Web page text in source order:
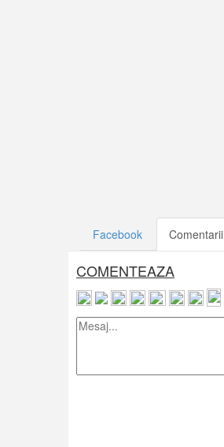
Facebook Comentarii
COMENTEAZA